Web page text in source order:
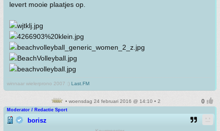
levert mooie plaatjes op.
winnaar wielerprono 2007 :) Last.FM
• woensdag 24 februari 2016 @ 14:10 • 2
Moderator / Redactie Sport
borisz